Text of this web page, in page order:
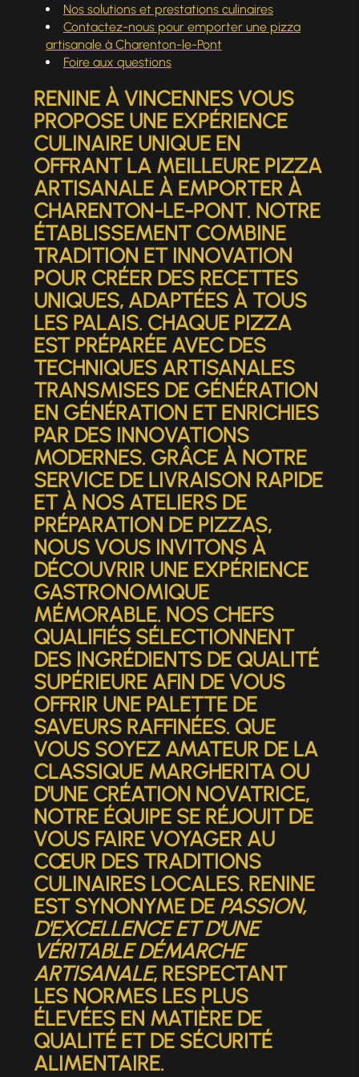
Nos solutions et prestations culinaires
Contactez-nous pour emporter une pizza
artisanale à Charenton-le-Pont
Foire aux questions
RENINE À VINCENNES VOUS
PROPOSE UNE EXPÉRIENCE
CULINAIRE UNIQUE EN
OFFRANT LA MEILLEURE PIZZA
ARTISANALE À EMPORTER À
CHARENTON-LE-PONT. NOTRE
ÉTABLISSEMENT COMBINE
TRADITION ET INNOVATION
POUR CRÉER DES RECETTES
UNIQUES, ADAPTÉES À TOUS
LES PALAIS. CHAQUE PIZZA
EST PRÉPARÉE AVEC DES
TECHNIQUES ARTISANALES
TRANSMISES DE GÉNÉRATION
EN GÉNÉRATION ET ENRICHIES
PAR DES INNOVATIONS
MODERNES. GRÂCE À NOTRE
SERVICE DE LIVRAISON RAPIDE
ET À NOS ATELIERS DE
PRÉPARATION DE PIZZAS,
NOUS VOUS INVITONS À
DÉCOUVRIR UNE EXPÉRIENCE
GASTRONOMIQUE
MÉMORABLE. NOS CHEFS
QUALIFIÉS SÉLECTIONNENT
DES INGRÉDIENTS DE QUALITÉ
SUPÉRIEURE AFIN DE VOUS
OFFRIR UNE PALETTE DE
SAVEURS RAFFINÉES. QUE
VOUS SOYEZ AMATEUR DE LA
CLASSIQUE MARGHERITA OU
D'UNE CRÉATION NOVATRICE,
NOTRE ÉQUIPE SE RÉJOUIT DE
VOUS FAIRE VOYAGER AU
CŒUR DES TRADITIONS
CULINAIRES LOCALES. RENINE
EST SYNONYME DE PASSION,
D'EXCELLENCE ET D'UNE
VÉRITABLE DÉMARCHE
ARTISANALE, RESPECTANT
LES NORMES LES PLUS
ÉLEVÉES EN MATIÈRE DE
QUALITÉ ET DE SÉCURITÉ
ALIMENTAIRE.